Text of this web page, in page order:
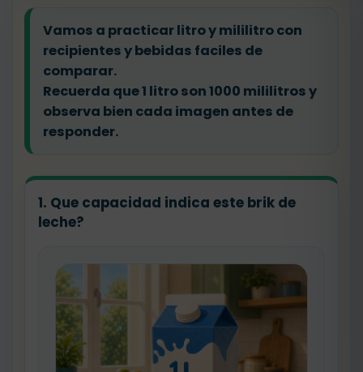
Vamos a practicar litro y mililitro con
recipientes y bebidas faciles de
comparar.
Recuerda que 1 litro son 1000 mililitros y
observa bien cada imagen antes de
responder.
1. Que capacidad indica este brik de
leche?